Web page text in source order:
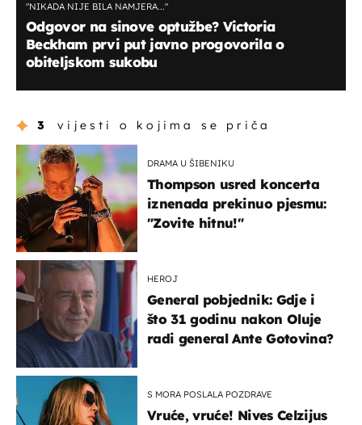
"NIKADA NIJE BILA NAMJERA..."
Odgovor na sinove optužbe? Victoria
Beckham prvi put javno progovorila o
obiteljskom sukobu
3 vijesti o kojima se priča
DRAMA U ŠIBENIKU
Thompson usred koncerta
iznenada prekinuo pjesmu:
"Zovite hitnu!"
HEROJ
General pobjednik: Gdje i
što 31 godinu nakon Oluje
radi general Ante Gotovina?
S MORA POSLALA POZDRAVE
Vruće, vruće! Nives Celzijus